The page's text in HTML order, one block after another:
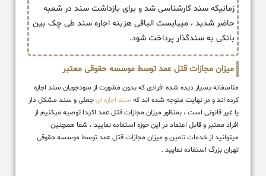
زمانیکه سند کارشناسی شد و برای بازداشت سند در شعبه
حاضر شدید ، میبایست الباقی هزینه اجاره سند طی چک بین
بانکی به سندگذار پرداخت شود.
میزان مجازات قتل عمد توسط موسسه حقوقی معتبر
متاسفانه بسیار دیده شده افرادی که بدون مشورت از سودجویان سند اجاره
کرده اند و در نهایت متوجه شده اند که سند اجاره ایجعلی و سند مشکل دار
یا غیر قانونی است ، بمنظور میزان مجازات قتل عمد اکیدا توصیه میکنیم از
افراد معتبر و قابل اعتماد در این حوزه استفاده نمایید ، شما همچنین
میتوانید از خدمات تامین و میزان مجازات قتل عمد توسط موسسه حقوقی
تهران بزرگ استفاده نمایید .